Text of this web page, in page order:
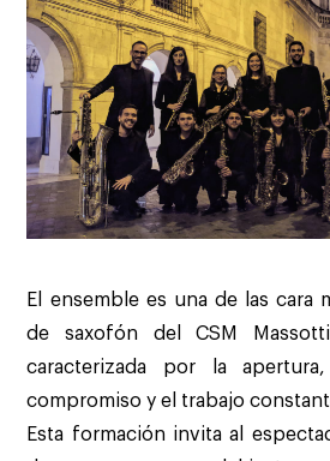
El ensemble es una de las cara
de saxofón del CSM
caracterizada por la
compromiso y el trabajo
Esta formación invita al